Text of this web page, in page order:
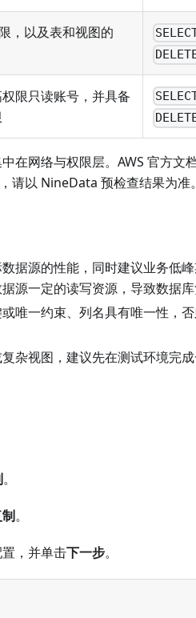
，以及表和视图的
限只读账号，并具备
在网络与权限层。AWS 官方文
请以 NineData 预检查结果为准。
据源的性能，同时建议业务低
源一定的读写资源，导致数据库
唯一约束、列名具有唯一性，
杂视图，建议先在测试环境完成
。
。
，并单击下一步。